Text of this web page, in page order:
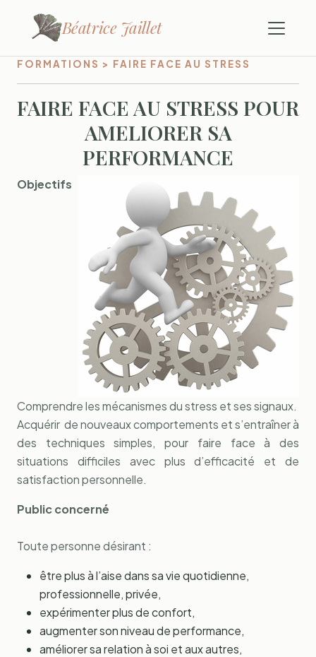
Béatrice Jaillet
FORMATIONS > FAIRE FACE AU STRESS
FAIRE FACE AU STRESS POUR
AMELIORER SA
PERFORMANCE
Objectifs
Comprendre les mécanismes du stress et ses signaux.
Acquérir de nouveaux comportements et s’entraîner à
des techniques simples, pour faire face à des
situations difficiles avec plus d’efficacité et de
satisfaction personnelle.
Public concerné
Toute personne désirant :
être plus à l’aise dans sa vie quotidienne,
professionnelle, privée,
expérimenter plus de confort,
augmenter son niveau de performance,
améliorer sa relation à soi et aux autres,